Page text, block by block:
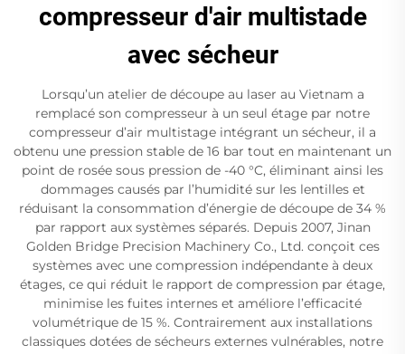
compresseur d'air multistade
avec sécheur
Lorsqu’un atelier de découpe au laser au Vietnam a
remplacé son compresseur à un seul étage par notre
compresseur d’air multistage intégrant un sécheur, il a
obtenu une pression stable de 16 bar tout en maintenant un
point de rosée sous pression de -40 °C, éliminant ainsi les
dommages causés par l’humidité sur les lentilles et
réduisant la consommation d’énergie de découpe de 34 %
par rapport aux systèmes séparés. Depuis 2007, Jinan
Golden Bridge Precision Machinery Co., Ltd. conçoit ces
systèmes avec une compression indépendante à deux
étages, ce qui réduit le rapport de compression par étage,
minimise les fuites internes et améliore l’efficacité
volumétrique de 15 %. Contrairement aux installations
classiques dotées de sécheurs externes vulnérables, notre